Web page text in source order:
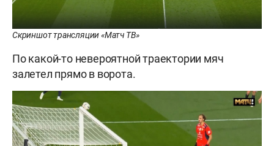
Скриншот трансляции «Матч ТВ»
По какой-то невероятной траектории мяч
залетел прямо в ворота.